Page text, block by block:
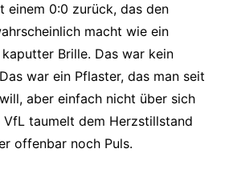
einem 0:0 zurück, das den
macht wie ein
Brille. Das war kein
war ein Pflaster, das man seit
aber einfach nicht über sich
taumelt dem Herzstillstand
offenbar noch Puls.